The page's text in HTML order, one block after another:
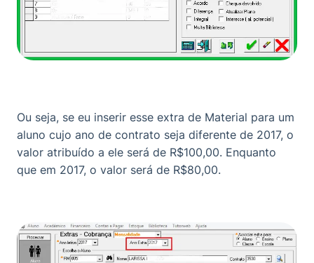
Ou seja, se eu inserir esse extra de Material para um
aluno cujo ano de contrato seja diferente de 2017, o
valor atribuído a ele será de R$100,00. Enquanto
que em 2017, o valor será de R$80,00.